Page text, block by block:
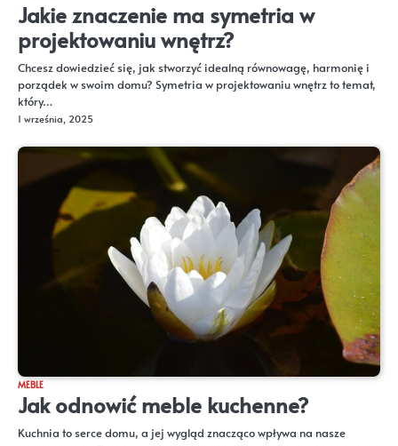
Jakie znaczenie ma symetria w
projektowaniu wnętrz?
Chcesz dowiedzieć się, jak stworzyć idealną równowagę, harmonię i
porządek w swoim domu? Symetria w projektowaniu wnętrz to temat,
który…
1 września, 2025
MEBLE
Jak odnowić meble kuchenne?
Kuchnia to serce domu, a jej wygląd znacząco wpływa na nasze